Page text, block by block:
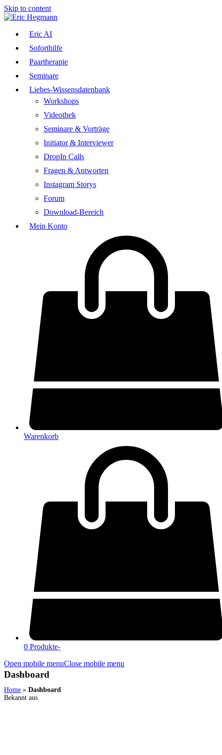
Skip to content
Eric AI
Soforthilfe
Paartherapie
Seminare
Liebes-Wissensdatenbank
Workshops
Videothek
Seminare & Vorträge
Initiator & Interviewer
DropIn Calls
Fragen & Antworten
Instagram Storys
Forum
Download-Bereich
Mein Konto
Warenkorb
0 Produkte-
Open mobile menuClose mobile menu
Dashboard
Home » Dashboard
Bekannt aus